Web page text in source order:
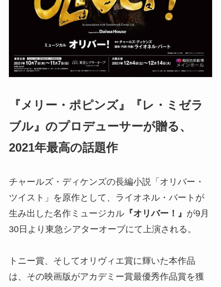
『メリー・ポピンズ』『レ・ミゼラ
ブル』のプロデューサーが贈る、
2021年最高の話題作
チャールズ・ディケンズの長編小説「オリバー・
ツイスト」を原作として、ライオネル・バートが
生み出した名作ミュージカル『オリバー！』 が9月
30日より東急シアターオーブにて上演される。
トニー賞、そしてオリヴィエ賞に輝いた本作品
は、その映画版がアカデミー賞最優秀作品賞を獲